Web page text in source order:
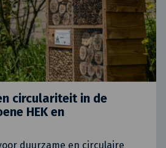
circulariteit in de
HEK en
duurzame en circulaire